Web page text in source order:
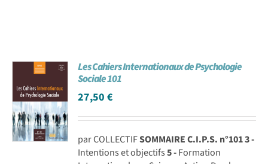
Les Cahiers Internationaux de Psychologie
Sociale 101
27,50€
par COLLECTIFSOMMAIRE C.I.P.S. n°1013 -
Intentions et objectifs5 -Formation